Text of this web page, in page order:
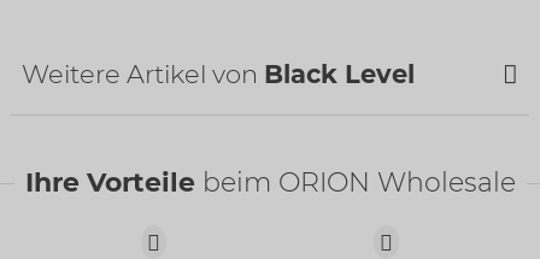
Weitere Artikel von Black Level
Ihre Vorteile beim ORION Wholesale